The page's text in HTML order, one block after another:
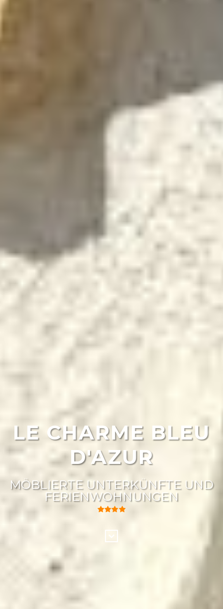
LE CHARME BLEU
D'AZUR
MÖBLIERTE UNTERKÜNFTE UND
FERIENWOHNUNGEN